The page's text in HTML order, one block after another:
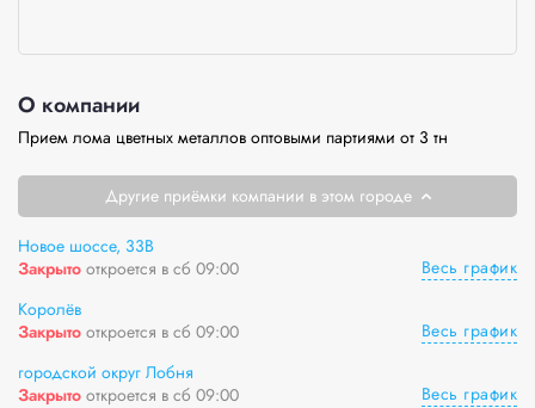
О компании
Прием лома цветных металлов оптовыми партиями от 3 тн
Другие приёмки компании в этом городе
Новое шоссе, 33В
Закрыто откроется в сб 09:00
Весь график
Королёв
Закрыто откроется в сб 09:00
Весь график
городской округ Лобня
Закрыто откроется в сб 09:00 Весь график